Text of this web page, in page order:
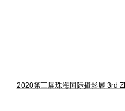
2020第三届珠海国际摄影展 3rd